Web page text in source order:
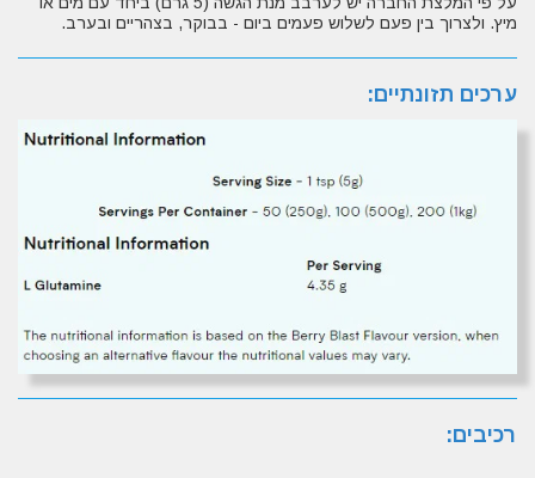
מיץ. ולצרוך בין פעם לשלוש פעמים ביום - בבוקר, בצהריים ובערב.
ערכים תזונתיים:
רכיבים: